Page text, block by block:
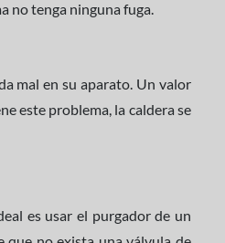
no tenga ninguna fuga.
mal en su aparato. Un valor
este problema, la caldera se
es usar el purgador de un